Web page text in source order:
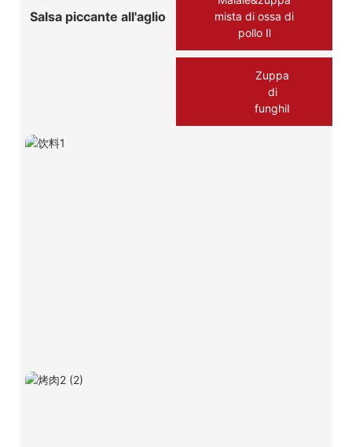
Salsa piccante all'aglio
mista di ossa di
pollo Ⅱ
Zuppa
di
funghiⅠ